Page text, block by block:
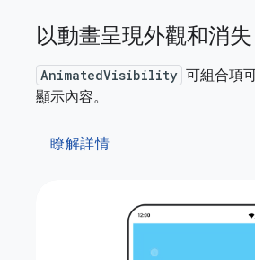
以動畫呈現外觀和消失
AnimatedVisibility 可組合項
顯示內容。
瞭解詳情